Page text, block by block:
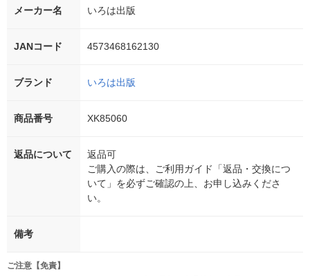
メーカー名 いろは出版
JANコード 4573468162130
ブランド いろは出版
商品番号 XK85060
返品について
返品可
ご購入の際は、ご利用ガイド「返品・交換につ
いて」を必ずご確認の上、お申し込みくださ
い。
備考
ご注意【免責】